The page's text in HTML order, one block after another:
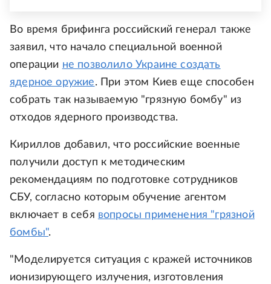
Во время брифинга российский генерал также
заявил, что начало специальной военной
операции не позволило Украине создать
ядерное оружие. При этом Киев еще способен
собрать так называемую "грязную бомбу" из
отходов ядерного производства.
Кириллов добавил, что российские военные
получили доступ к методическим
рекомендациям по подготовке сотрудников
СБУ, согласно которым обучение агентом
включает в себя вопросы применения "грязной
бомбы".
"Моделируется ситуация с кражей источников
ионизирующего излучения, изготовления